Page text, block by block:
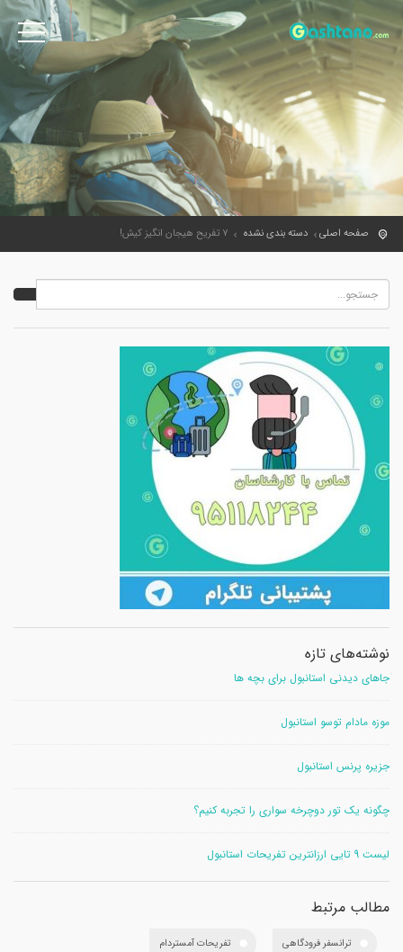
صفحه اصلی دسته بندی نشده ۷ تفریح هیجان انگیز کیش!
نوشته‌های تازه
جاهای دیدنی استانبول برای بچه ها
موزه مادام توسو استانبول
جزیره پرنس استانبول
چگونه یک تور دوچرخه سواری را تجربه کنیم؟
لیست 9 تایی ارزانترین تفریحات استانبول
مطالب مرتبط
ترانسفر فرودگاهی تفریحات آمستردام